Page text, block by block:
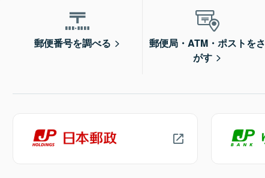
郵便番号を調べる
郵便局・ATM・ポストをさ
がす